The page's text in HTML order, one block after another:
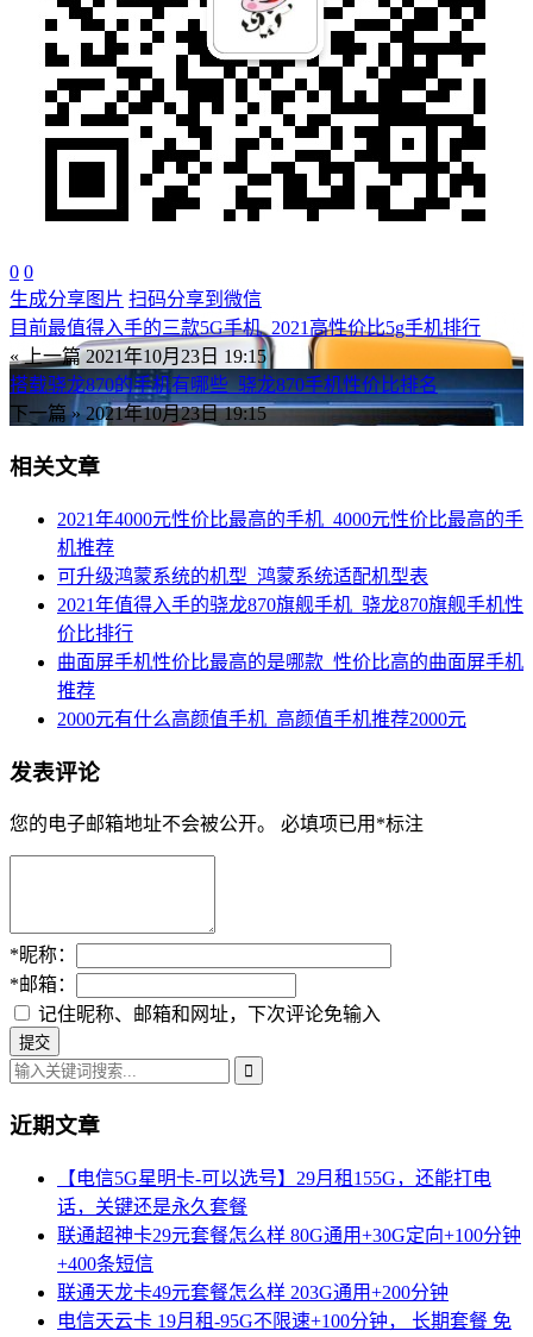
0 0
生成分享图片 扫码分享到微信
目前最值得入手的三款5G手机_2021高性价比5g手机排行
« 上一篇 2021年10月23日 19:15
搭载骁龙870的手机有哪些_骁龙870手机性价比排名
下一篇 » 2021年10月23日 19:15
相关文章
2021年4000元性价比最高的手机_4000元性价比最高的手
机推荐
可升级鸿蒙系统的机型_鸿蒙系统适配机型表
2021年值得入手的骁龙870旗舰手机_骁龙870旗舰手机性
价比排行
曲面屏手机性价比最高的是哪款_性价比高的曲面屏手机
推荐
2000元有什么高颜值手机_高颜值手机推荐2000元
发表评论
您的电子邮箱地址不会被公开。 必填项已用 *标注
*昵称：
*邮箱：
记住昵称、邮箱和网址，下次评论免输入
近期文章
【电信5G星明卡-可以选号】29月租155G，还能打电
话，关键还是永久套餐
联通超神卡29元套餐怎么样 80G通用+30G定向+100分钟
+400条短信
联通天龙卡49元套餐怎么样 203G通用+200分钟
电信天云卡 19月租-95G不限速+100分钟， 长期套餐 免